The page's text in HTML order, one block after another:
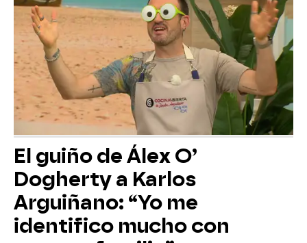
El guiño de Álex O’
Dogherty a Karlos
Arguiñano: “Yo me
identifico mucho con